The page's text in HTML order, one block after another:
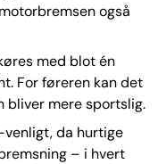
også
med blot én
For føreren kan det
bliver mere sportslig.
venligt, da hurtige
– i hvert